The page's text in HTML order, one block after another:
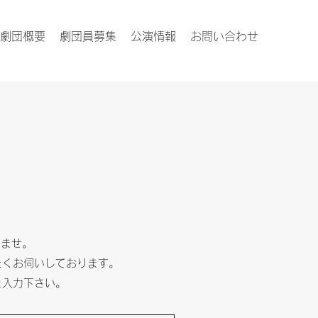
劇団概要 劇団員募集 公演情報 お問い合わせ
せ。
お伺いしております。
力下さい。